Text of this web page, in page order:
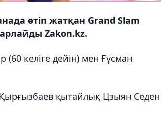
өтіп жатқан Grand Slam
Zakon.kz.
келіге дейін) мен Ғұсман
қытайлық Цзыян Седен